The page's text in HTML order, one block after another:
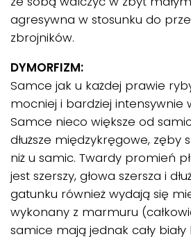
agresywna w stosunku do
zbrojników.
DYMORFIZM:
Samce jak u każdej prawie
mocniej i bardziej intensywnie
Samce nieco większe od
dłuższe międzykręgowe, zęby
niż u samic. Twardy promień
jest szerszy, głowa szersza i
gatunku również wydają się
wykonany z marmuru
samice mają jednak cały biały